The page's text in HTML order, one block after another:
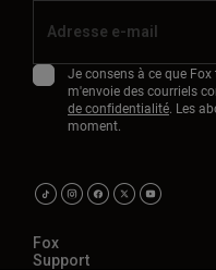
Je consens à ce que
m'envoie des courriels
de confidentialité. Les
moment.
Fox
Support